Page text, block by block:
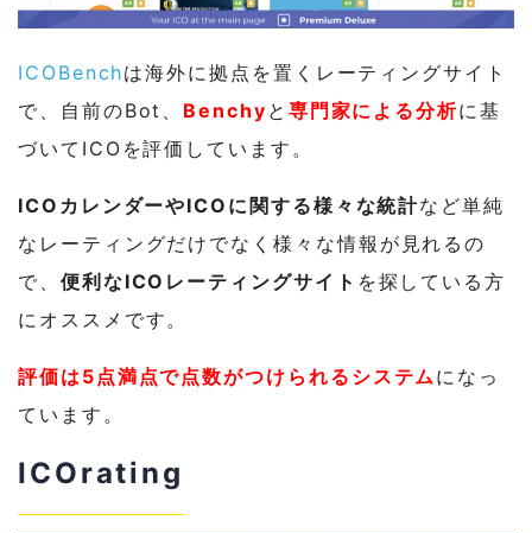
ICOBenchは海外に拠点を置くレーティングサイト
で、自前のBot、 Benchy と 専門家による分析に基
づいてICOを評価しています。
ICOカレンダーやICOに関する様々な統計など単純
なレーティングだけでなく様々な情報が見れるの
で、 便利なICOレーティングサイト を探している方
にオススメです。
評価は5点満点で点数がつけられるシステムになっ
ています。
ICOrating